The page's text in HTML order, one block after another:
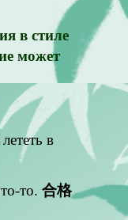
в стиле
может
в
то. 合格